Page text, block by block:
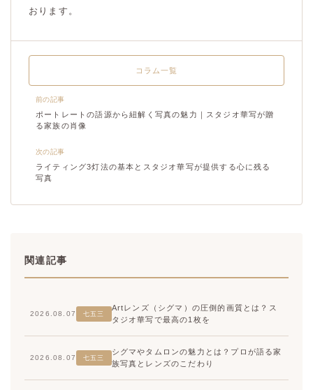
おります。
前の記事
ポートレートの語源から紐解く写真の魅力｜スタジオ華写が贈
る家族の肖像
コラム一覧
次の記事
ライティング3灯法の基本とスタジオ華写が提供する心に残る
写真
関連記事
2026.08.07 七五三
Artレンズ（シグマ）の圧倒的画質とは？ス
タジオ華写で最高の1枚を
2026.08.07 七五三
シグマやタムロンの魅力とは？プロが語る家
族写真とレンズのこだわり